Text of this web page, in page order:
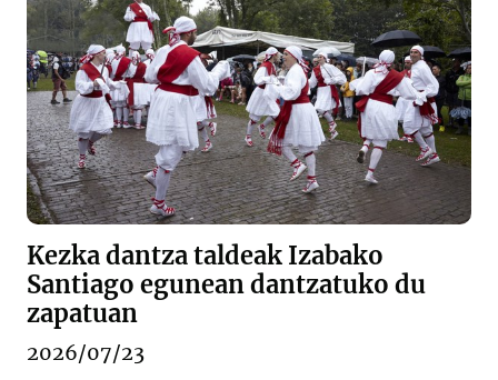
Kezka dantza taldeak Izabako
Santiago egunean dantzatuko du
zapatuan
2026/07/23